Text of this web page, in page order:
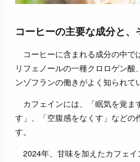
コーヒーの主要な成分と、
コーヒーに含まれる成分の中で
リフェノールの一種クロロゲン酸
ンゾフランの働きがよく知られて
カフェインには、「眠気を覚ま
す」、「空腹感をなくす」などの
す。
2024年、甘味を加えたカフェイ